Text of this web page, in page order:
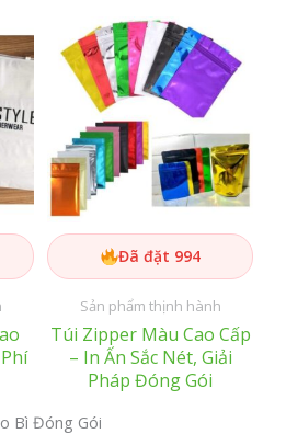
Đã đặt 994
Sản phẩm thịnh hành
Túi Zipper Màu Cao Cấp
– In Ấn Sắc Nét, Giải
Pháp Đóng Gói
Bì Đóng Gói